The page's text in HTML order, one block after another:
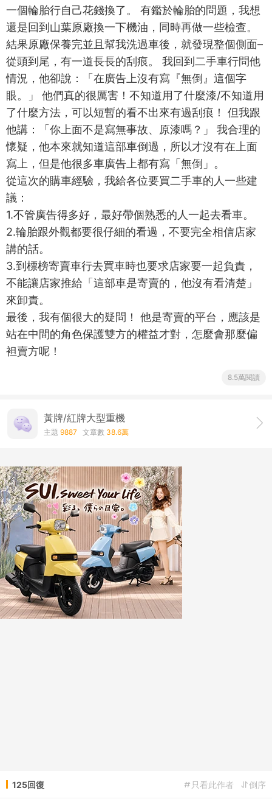
一個輪胎行自己花錢換了。 有鑑於輪胎的問題，我想
還是回到山葉原廠換一下機油，同時再做一些檢查。
結果原廠保養完並且幫我洗過車後，就發現整個側面–
從頭到尾，有一道長長的刮痕。 我回到二手車行問他
情況，他卻說：「在廣告上沒有寫『無倒』這個字
眼。」 他們真的很厲害！不知道用了什麼漆/不知道用
了什麼方法，可以短暫的看不出來有過刮痕！ 但我跟
他講：「你上面不是寫無事故、原漆嗎？」 我合理的
懷疑，他本來就知道這部車倒過，所以才沒有在上面
寫上，但是他很多車廣告上都有寫「無倒」。
從這次的購車經驗，我給各位要買二手車的人一些建
議：
1.不管廣告得多好，最好帶個熟悉的人一起去看車。
2.輪胎跟外觀都要很仔細的看過，不要完全相信店家
講的話。
3.到標榜寄賣車行去買車時也要求店家要一起負責，
不能讓店家推給「這部車是寄賣的，他沒有看清楚」
來卸責。
最後，我有個很大的疑問！ 他是寄賣的平台，應該是
站在中間的角色保護雙方的權益才對，怎麼會那麼偏
袒賣方呢！
8.5萬閱讀
黃牌/紅牌大型重機
主題 9887 文章數 38.6萬
125回復 倒序
只看此作者